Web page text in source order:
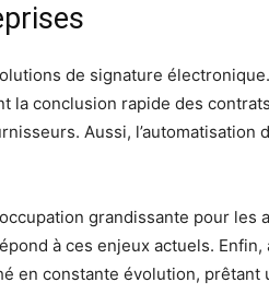
de signature
la conclusion rapide des
Aussi, l’automatisation
grandissante pour les
à ces enjeux actuels.
en constante évolution, prêtant